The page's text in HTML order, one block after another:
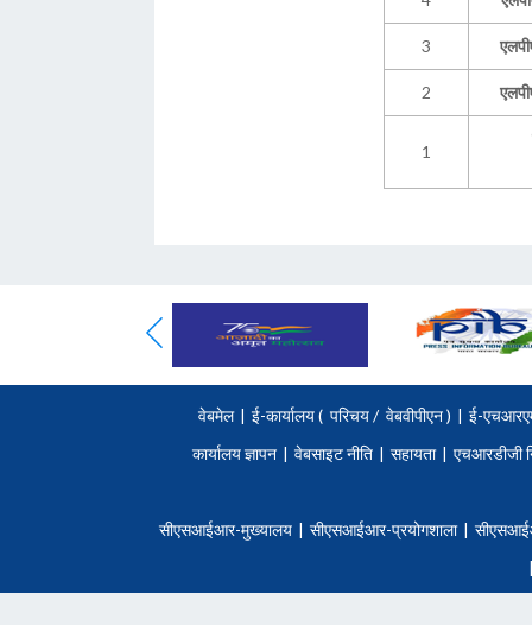
3
2
1
वेबमेल | ई-कार्यालय ( परिचय/ वेबवीपीएन ) | ई-
कार्यालय ज्ञापन | वेबसाइट नीति | सहायता | एचआरडीजी
सीएसआईआर-मुख्यालय | सीएसआईआर-प्रयोगशाला |